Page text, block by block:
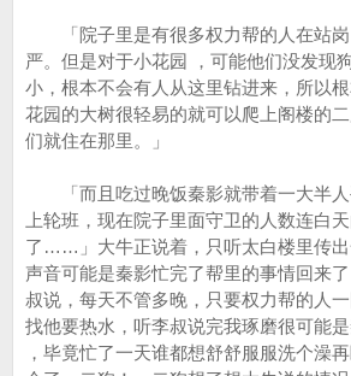
「院子里是有很多权力帮的人在站岗
严。但是对于小花园 ，可能他们没发现
小，根本不会有人从这里钻进来，所以
花园的大树很轻易的就可以爬上阁楼的
们就住在那里。」
「而且吃过晚饭秦影就带着一大半人
上轮班，现在院子里面守卫的人数连白
了……」大牛正说着，只听太白楼里传
声音可能是秦影忙完了帮里的事情回来
叔说，每天不管多晚，只要权力帮的人
找他要热水，听李叔说完我琢磨很可能
，毕竟忙了一天谁都想舒舒服服洗个澡